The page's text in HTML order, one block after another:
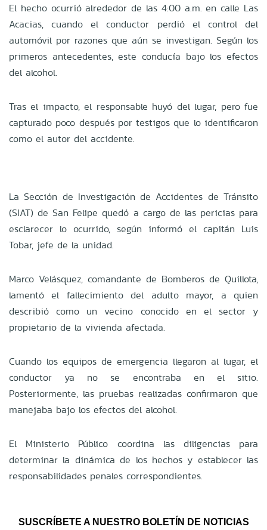
El hecho ocurrió alrededor de las 4:00 a.m. en calle Las
Acacias, cuando el conductor perdió el control del
automóvil por razones que aún se investigan. Según los
primeros antecedentes, este conducía bajo los efectos
del alcohol.
Tras el impacto, el responsable huyó del lugar, pero fue
capturado poco después por testigos que lo identificaron
como el autor del accidente.
La Sección de Investigación de Accidentes de Tránsito
(SIAT) de San Felipe quedó a cargo de las pericias para
esclarecer lo ocurrido, según informó el capitán Luis
Tobar, jefe de la unidad.
Marco Velásquez, comandante de Bomberos de Quillota,
lamentó el fallecimiento del adulto mayor, a quien
describió como un vecino conocido en el sector y
propietario de la vivienda afectada.
Cuando los equipos de emergencia llegaron al lugar, el
conductor ya no se encontraba en el sitio.
Posteriormente, las pruebas realizadas confirmaron que
manejaba bajo los efectos del alcohol.
El Ministerio Público coordina las diligencias para
determinar la dinámica de los hechos y establecer las
responsabilidades penales correspondientes.
SUSCRÍBETE A NUESTRO BOLETÍN DE NOTICIAS